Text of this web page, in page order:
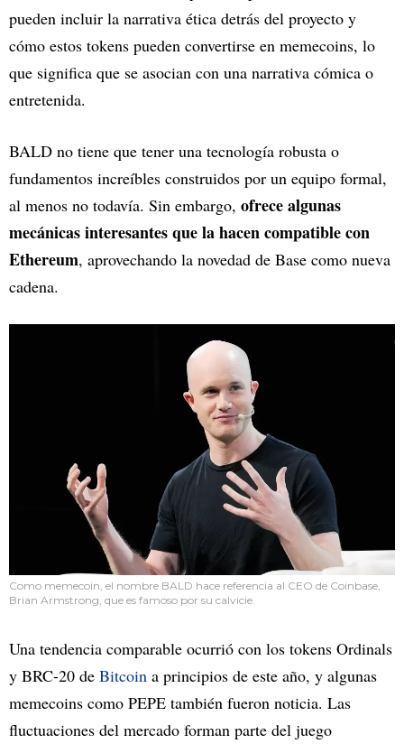
pueden incluir la narrativa ética detrás del proyecto y
cómo estos tokens pueden convertirse en memecoins, lo
que significa que se asocian con una narrativa cómica o
entretenida.
BALD no tiene que tener una tecnología robusta o
fundamentos increíbles construidos por un equipo formal,
al menos no todavía. Sin embargo, ofrece algunas
mecánicas interesantes que la hacen compatible con
Ethereum, aprovechando la novedad de Base como nueva
cadena.
Como memecoin, el nombre BALD hace referencia al CEO de Coinbase,
Brian Armstrong, que es famoso por su calvicie.
Una tendencia comparable ocurrió con los tokens Ordinals
y BRC-20 de Bitcoin a principios de este año, y algunas
memecoins como PEPE también fueron noticia. Las
fluctuaciones del mercado forman parte del juego